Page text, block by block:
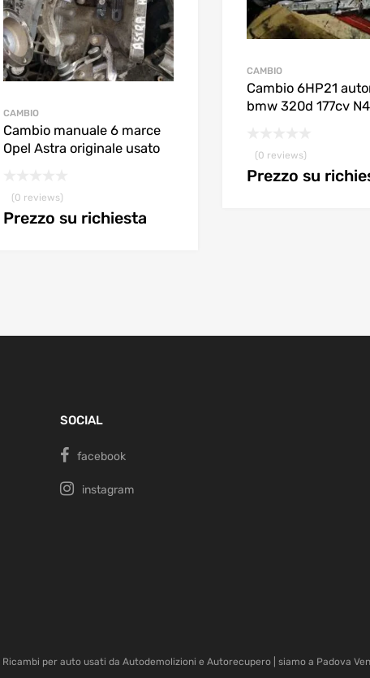
CAMBIO
Cambio manuale 6 marce
Opel Astra originale usato
(0 reviews)
Prezzo su richiesta
CAMBIO
Cambio 6HP21
bmw 320d 177cv
(0 reviews)
Prezzo su
SOCIAL
facebook
instagram
| Ricambi per auto usati da Autodemolizioni e Autorecupero | siamo a Padova